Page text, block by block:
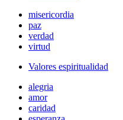
misericordia
paz
verdad
virtud
Valores espiritualidad
alegria
amor
caridad